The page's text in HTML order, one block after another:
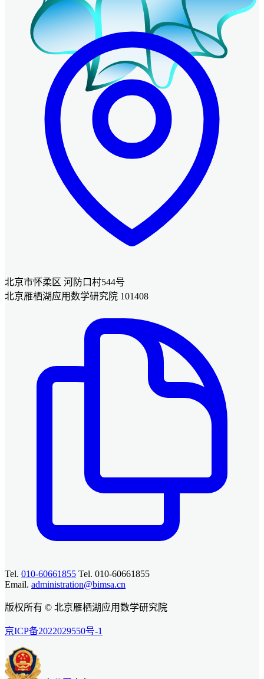
北京市怀柔区 河防口村544号
北京雁栖湖应用数学研究院 101408
Tel. 010-60661855 Tel. 010-60661855
Email. administration@bimsa.cn
版权所有 © 北京雁栖湖应用数学研究院
京ICP备2022029550号-1